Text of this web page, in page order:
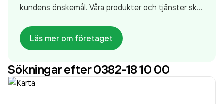
kundens önskemål. Våra produkter och tjänster skall
Läs mer om företaget
Sökningar efter 0382-18 10 00